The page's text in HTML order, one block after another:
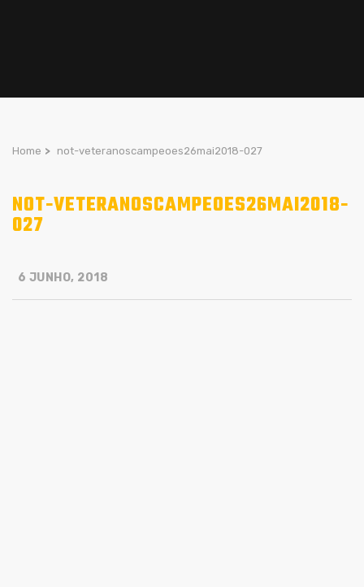
Home > not-veteranoscampeoes26mai2018-027
NOT-VETERANOSCAMPEOES26MAI2018-
027
6 JUNHO, 2018